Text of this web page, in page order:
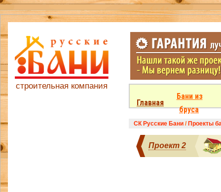
строительная компания
Главная
Бани из
бруса
СК Русские Бани / Проекты
Проект 2